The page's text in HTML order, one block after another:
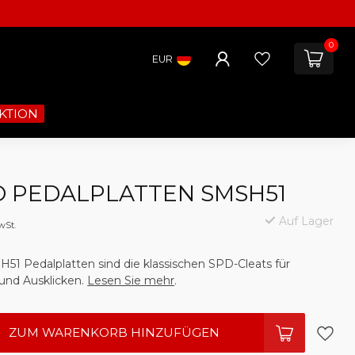
EUR
0
PEDALPLATTEN SMSH51
Auf Lager
Pedalplatten sind die klassischen SPD-Cleats für
Ausklicken. Lesen Sie mehr.
ZUM WARENKORB HINZUFÜGEN